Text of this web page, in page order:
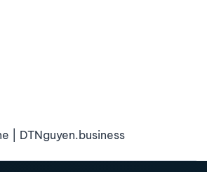
| DTNguyen.business